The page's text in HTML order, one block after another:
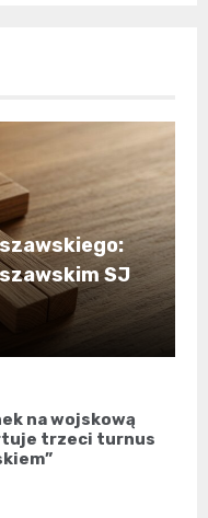
SJ
na wojskową
trzeci turnus